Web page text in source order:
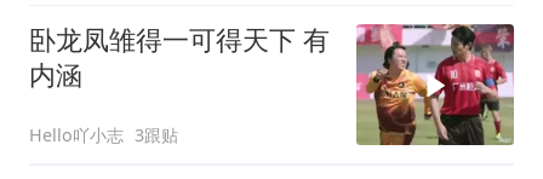
卧龙凤雏得一可得天下 有
内涵
Hello吖小志 3跟贴